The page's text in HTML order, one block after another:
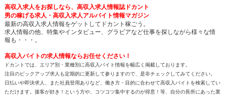
高収入求人をお探しなら、高収入求人情報誌ドカント
男の稼げる求人・高収入求人アルバイト情報マガジン
最新の高収入求人情報をゲットしてドカント稼ごう。
求人情報の他、特集やインタビュー、グラビアなど仕事を探しながら様々な情
報も・・・。
高収入バイトの求人情報ならお任せください！
ドカントでは、エリア別・業種別に高収入バイト情報を幅広く掲載しております。
注目のピックアップ求人も定期的に更新して参りますので、是非チェックしてみてください。
日払いや即決求人、また社員登用ありなど、働き方・目的に合わせて高収入バイトを検索してい
ただけます。接客が好き！という方や、コツコツ集中するのが得意！等、自分の長所にあった業